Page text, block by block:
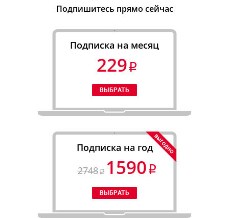
Подпишитесь прямо сейчас
Подписка на месяц
229
Подписка на год
2748
1590